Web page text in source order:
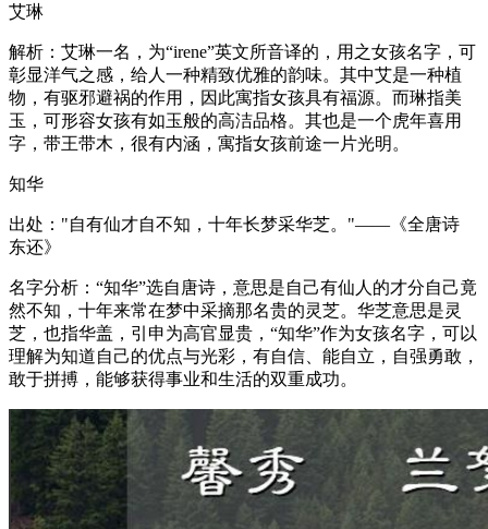
艾琳
解析：艾琳一名，为“irene”英文所音译的，用之女孩名字，可
彰显洋气之感，给人一种精致优雅的韵味。其中艾是一种植
物，有驱邪避祸的作用，因此寓指女孩具有福源。而琳指美
玉，可形容女孩有如玉般的高洁品格。其也是一个虎年喜用
字，带王带木，很有内涵，寓指女孩前途一片光明。
知华
出处："自有仙才自不知，十年长梦采华芝。"——《全唐诗
东还》
名字分析：“知华”选自唐诗，意思是自己有仙人的才分自己竟
然不知，十年来常在梦中采摘那名贵的灵芝。华芝意思是灵
芝，也指华盖，引申为高官显贵，“知华”作为女孩名字，可以
理解为知道自己的优点与光彩，有自信、能自立，自强勇敢，
敢于拼搏，能够获得事业和生活的双重成功。